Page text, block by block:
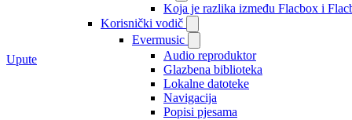
Koja je razlika između Flacbox i
Korisnički vodič
Evermusic
Audio reproduktor
Glazbena biblioteka
Lokalne datoteke
Navigacija
Popisi pjesama
Upute